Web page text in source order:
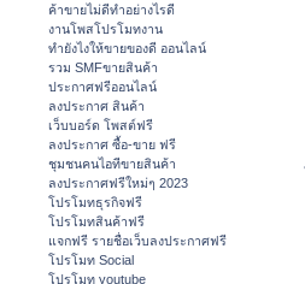
ค้าขายไม่ดีทำอย่างไรดี
งานโพสโปรโมทงาน
ทํายังไงให้ขายของดี ออนไลน์
รวม SMFขายสินค้า
ประกาศฟรีออนไลน์
ลงประกาศ สินค้า
เว็บบอร์ด โพสต์ฟรี
ลงประกาศ ซื้อ-ขาย ฟรี
ชุมชนคนไอทีขายสินค้า
ลงประกาศฟรีใหม่ๆ 2023
โปรโมทธุรกิจฟรี
โปรโมทสินค้าฟรี
แจกฟรี รายชื่อเว็บลงประกาศฟรี
โปรโมท Social
โปรโมท youtube